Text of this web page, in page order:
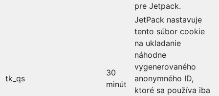
pre Jetpack.
tk_qs
30
minút
JetPack nastavuje
tento súbor cookie
na ukladanie
náhodne
vygenerovaného
anonymného ID,
ktoré sa používa iba